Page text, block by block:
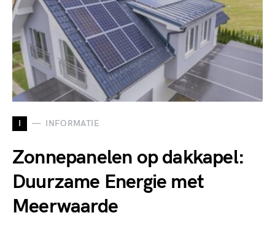
I INFORMATIE
Zonnepanelen op dakkapel:
Duurzame Energie met
Meerwaarde